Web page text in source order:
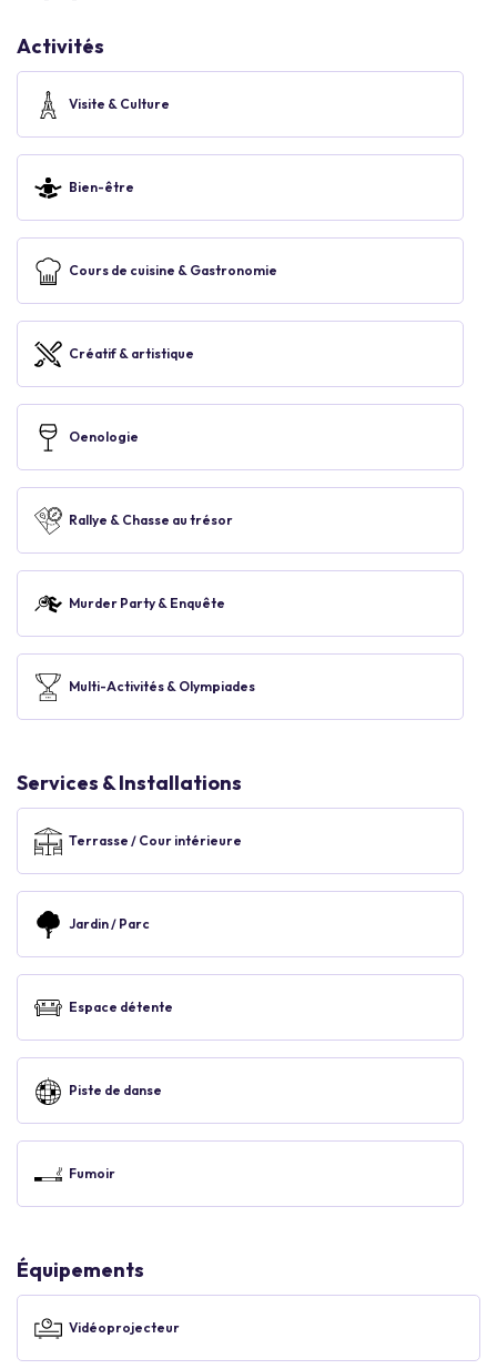
Activités
Visite & Culture
Bien-être
Cours de cuisine & Gastronomie
Créatif & artistique
Oenologie
Rallye & Chasse au trésor
Murder Party & Enquête
Multi-Activités & Olympiades
Services & Installations
Terrasse / Cour intérieure
Jardin / Parc
Espace détente
Piste de danse
Fumoir
Équipements
Vidéoprojecteur